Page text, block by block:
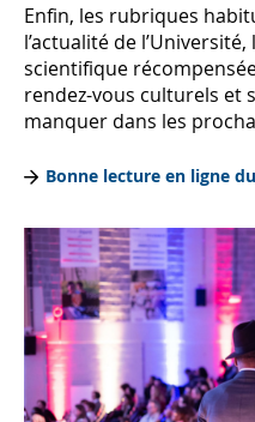
Enfin, les rubriques
l’actualité de
scientifique
rendez-vous culturels et
manquer dans les
Bonne lecture en ligne